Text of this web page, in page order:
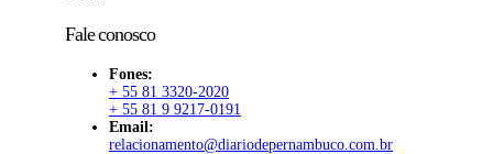
Fale conosco
Fones:
+ 55 81 3320-2020
+ 55 81 9 9217-0191
Email:
relacionamento@diariodepernambuco.com.br